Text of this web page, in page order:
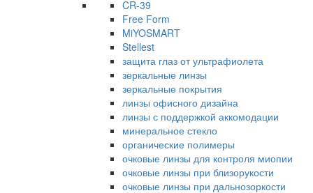
CR-39
Free Form
MiYOSMART
Stellest
защита глаз от ультрафиолета
зеркальные линзы
зеркальные покрытия
линзы офисного дизайна
линзы с поддержкой аккомодации
минеральное стекло
органические полимеры
очковые линзы для контроля миопии
очковые линзы при близорукости
очковые линзы при дальнозоркости